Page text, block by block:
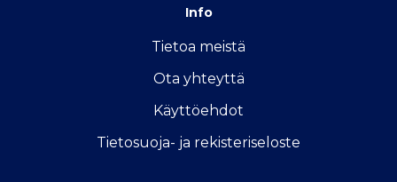
Info
Tietoa meistä
Ota yhteyttä
Käyttöehdot
Tietosuoja- ja rekisteriseloste